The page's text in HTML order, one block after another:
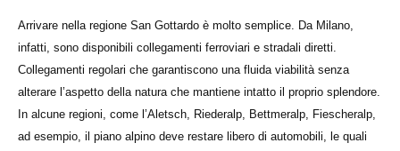
Arrivare nella regione San Gottardo è molto semplice. Da Milano,
infatti, sono disponibili collegamenti ferroviari e stradali diretti.
Collegamenti regolari che garantiscono una fluida viabilità senza
alterare l’aspetto della natura che mantiene intatto il proprio splendore.
In alcune regioni, come l’Aletsch, Riederalp, Bettmeralp, Fiescheralp,
ad esempio, il piano alpino deve restare libero di automobili, le quali